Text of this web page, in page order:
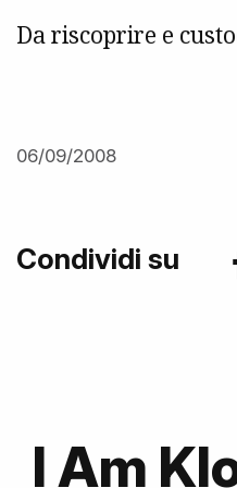
Da riscoprire e
06/09/2008
Condividi su
I Am